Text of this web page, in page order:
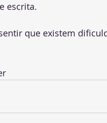
escrita.
que existem